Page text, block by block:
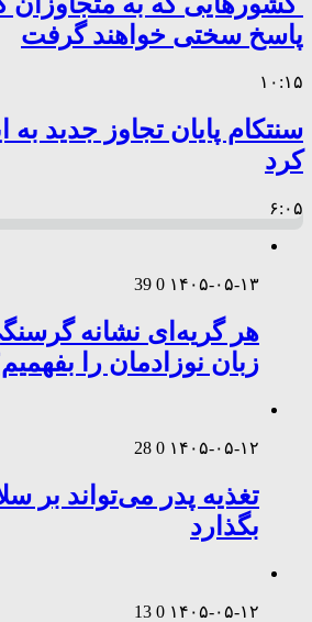
پاسخ سختی خواهند گرفت
۱۰:۱۵
سنتکام پایان تجاوز جدید به
کرد
۶:۰۵
۱۴۰۵-۰۵-۱۳ 0
39
هر گریه‌ای نشانه
زبان نوزادمان را
۱۴۰۵-۰۵-۱۲ 0
28
تغذیه پدر می‌تواند بر
بگذارد
۱۴۰۵-۰۵-۱۲ 0
13